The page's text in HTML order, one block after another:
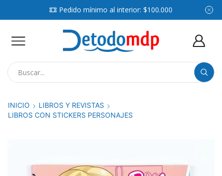
Pedido mínimo al interior: $100.000
INICIO
LIBROS Y REVISTAS
LIBROS CON STICKERS PERSONAJES